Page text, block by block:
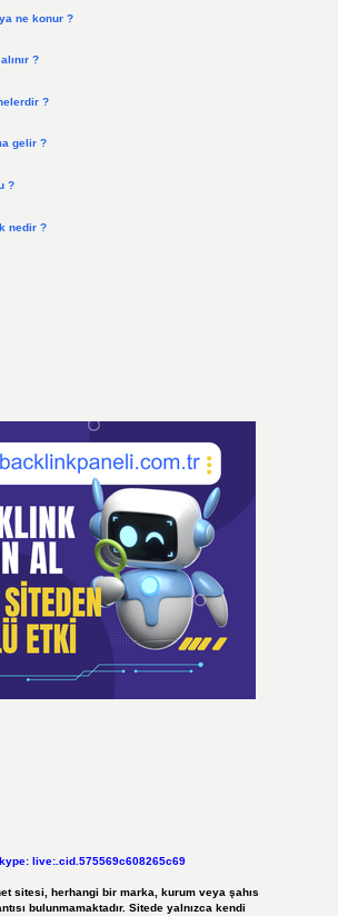
ne konur ?
?
?
gelir ?
?
nedir ?
live:.cid.575569c608265c69
sitesi, herhangi bir marka, kurum veya şahıs
bulunmamaktadır. Sitede yalnızca kendi